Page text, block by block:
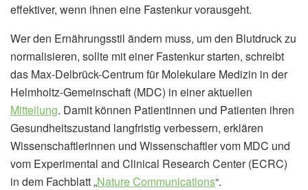
effektiver, wenn ihnen eine Fastenkur vorausgeht.
Wer den Ernährungsstil ändern muss, um den Blutdruck zu
normalisieren, sollte mit einer Fastenkur starten, schreibt
das Max-Delbrück-Centrum für Molekulare Medizin in der
Helmholtz-Gemeinschaft (MDC) in einer aktuellen
Mitteilung. Damit können Patientinnen und Patienten ihren
Gesundheitszustand langfristig verbessern, erklären
Wissenschaftlerinnen und Wissenschaftler vom MDC und
vom Experimental and Clinical Research Center (ECRC)
in dem Fachblatt „Nature Communications“.